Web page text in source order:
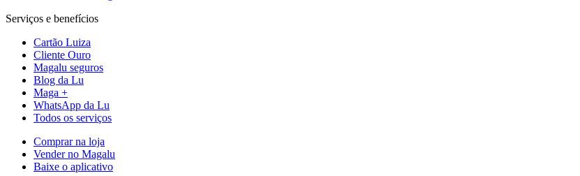
Serviços e benefícios
Cartão Luiza
Cliente Ouro
Magalu seguros
Blog da Lu
Maga +
WhatsApp da Lu
Todos os serviços
Comprar na loja
Vender no Magalu
Baixe o aplicativo